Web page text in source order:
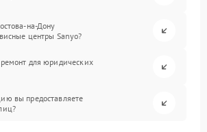
на-Дону
центры Sanyo?
для юридических
вы предоставляете